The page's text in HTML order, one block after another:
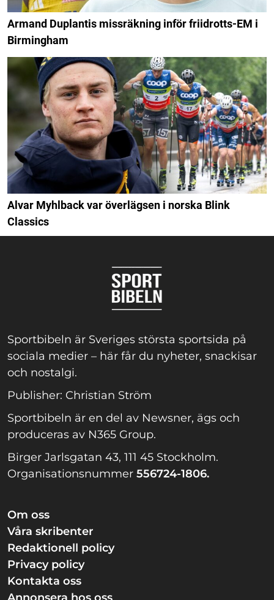
Armand Duplantis missräkning inför friidrotts-EM i
Birmingham
Alvar Myhlback var överlägsen i norska Blink
Classics
Sportbibeln är Sveriges största sportsida på
sociala medier – här får du nyheter, snackisar
och nostalgi.
Publisher: Christian Ström
Sportbibeln är en del av Newsner, ägs och
produceras av N365 Group.
Birger Jarlsgatan 43, 111 45 Stockholm.
Organisationsnummer 556724-1806.
Om oss
Våra skribenter
Redaktionell policy
Privacy policy
Kontakta oss